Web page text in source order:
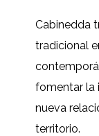
Cabinedda
tradicional
fomentar la
nueva
territorio.